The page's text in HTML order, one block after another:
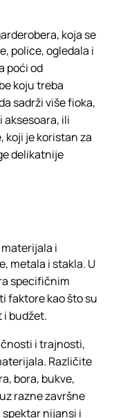
koja se
police, ogledala i
poći od
koju treba
sadrži više fioka,
aksesoara, ili
koji je koristan za
delikatnije
i
metala i stakla. U
specifičnim
faktore kao što su
budžet.
i trajnosti,
Različite
bora, bukve,
razne završne
nijansi i